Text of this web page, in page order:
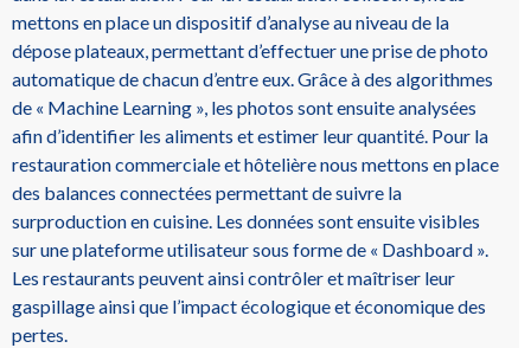
mettons en place un dispositif d’analyse au niveau de la
dépose plateaux, permettant d’effectuer une prise de photo
automatique de chacun d’entre eux. Grâce à des algorithmes
de « Machine Learning », les photos sont ensuite analysées
afin d’identifier les aliments et estimer leur quantité. Pour la
restauration commerciale et hôtelière nous mettons en place
des balances connectées permettant de suivre la
surproduction en cuisine. Les données sont ensuite visibles
sur une plateforme utilisateur sous forme de « Dashboard ».
Les restaurants peuvent ainsi contrôler et maîtriser leur
gaspillage ainsi que l’impact écologique et économique des
pertes.